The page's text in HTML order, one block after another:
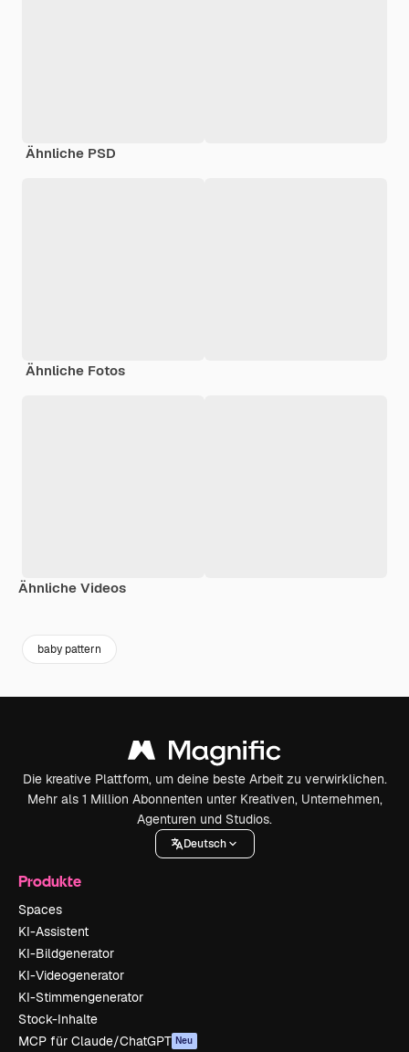
Ähnliche PSD
Ähnliche Fotos
Ähnliche Videos
baby pattern
Die kreative Plattform, um deine beste Arbeit zu verwirklichen.
Mehr als 1 Million Abonnenten unter Kreativen, Unternehmen,
Agenturen und Studios.
Deutsch
Produkte
Spaces
KI-Assistent
KI-Bildgenerator
KI-Videogenerator
KI-Stimmengenerator
Stock-Inhalte
MCP für Claude/ChatGPT Neu